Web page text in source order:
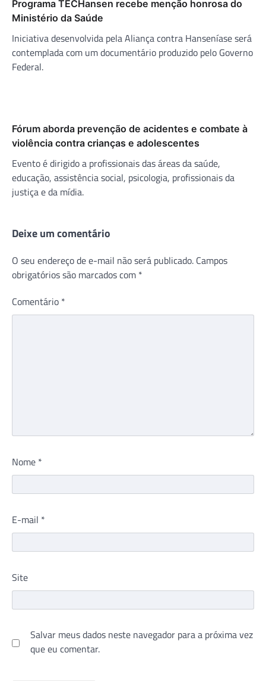
Programa TECHansen recebe menção honrosa do
Ministério da Saúde
Iniciativa desenvolvida pela Aliança contra Hanseníase será
contemplada com um documentário produzido pelo Governo
Federal.
Fórum aborda prevenção de acidentes e combate à
violência contra crianças e adolescentes
Evento é dirigido a profissionais das áreas da saúde,
educação, assistência social, psicologia, profissionais da
justiça e da mídia.
Deixe um comentário
O seu endereço de e-mail não será publicado. Campos
obrigatórios são marcados com *
Comentário *
Nome *
E-mail *
Site
Salvar meus dados neste navegador para a próxima vez
que eu comentar.